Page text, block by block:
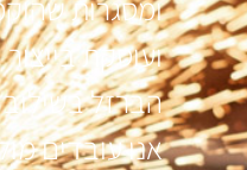
ועוסקת
הברזל
אנו עובדים